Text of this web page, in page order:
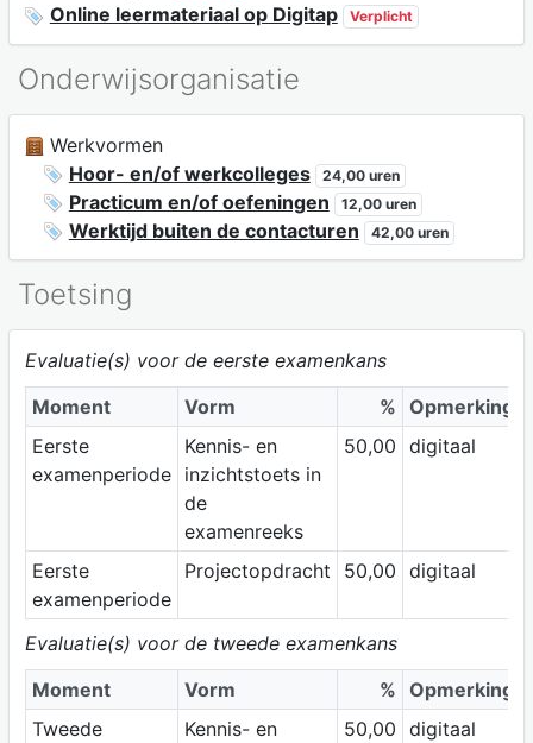
Online leermateriaal op Digitap Verplicht
Onderwijsorganisatie
Werkvormen
Hoor- en/of werkcolleges
24,00 uren
Practicum en/of oefeningen 12,00 uren
Werktijd buiten de contacturen 42,00 uren
Toetsing
Evaluatie(s) voor de eerste examenkans
Moment
Vorm % Opmerking
Eerste
examenperiode
Kennis- en
inzichtstoets in
de
examenreeks
50,00 digitaal
Eerste
examenperiode
Projectopdracht 50,00 digitaal
Evaluatie(s) voor de tweede examenkans
Moment
Vorm % Opmerking
Tweede
Kennis- en
50,00 digitaal